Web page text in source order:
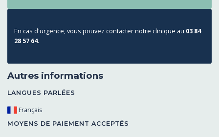
En cas d'urgence, vous pouvez contacter notre clinique au 03 84
28 57 64.
Autres informations
LANGUES PARLÉES
Français
MOYENS DE PAIEMENT ACCEPTÉS